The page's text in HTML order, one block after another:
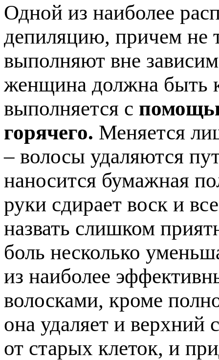
Одной из наиболее
депиляцию, причем не
выполняют вне
женщина должна быть
выполняется с
горячего. Меняется
– волосы удаляются
наносится бумажная
руки сдирает воск и
назвать слишком
боль несколько
из наиболее
волосками, кроме
она удаляет и верхний
от старых клеток, и